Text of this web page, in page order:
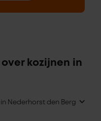
kozijnen in
Nederhorst den Berg